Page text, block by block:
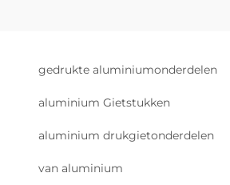
gedrukte aluminiumonderdelen
aluminium Gietstukken
aluminium drukgietonderdelen
van aluminium